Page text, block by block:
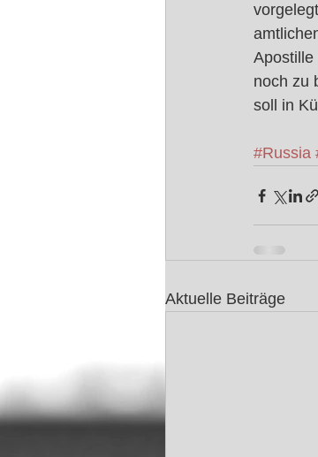
Apostille
noch zu
soll in
#Russia
Aktuelle Beiträge